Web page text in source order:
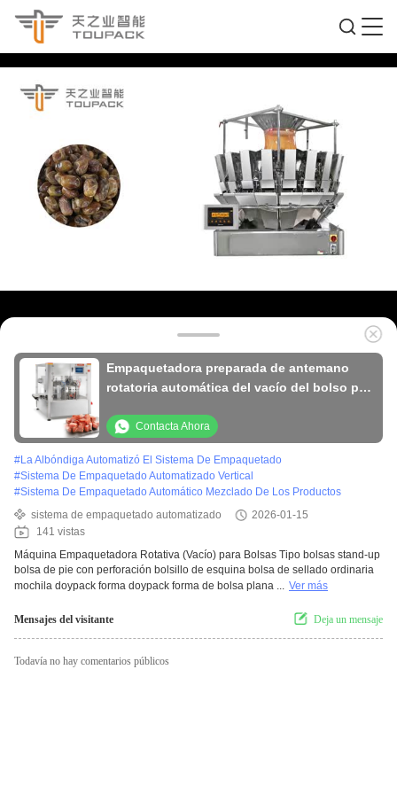
Empaquetadora preparada de antemano
rotatoria automática del vacío del bolso para
de relleno del vacío del bolso de la carne
Contacta Ahora
#La Albóndiga Automatizó El Sistema De Empaquetado
#Sistema De Empaquetado Automatizado Vertical
#Sistema De Empaquetado Automático Mezclado De Los Productos
sistema de empaquetado automatizado
2026-01-15
141 vistas
Máquina Empaquetadora Rotativa (Vacío) para Bolsas Tipo bolsas stand-up
bolsa de pie con perforación bolsillo de esquina bolsa de sellado ordinaria
mochila doypack forma doypack forma de bolsa plana ... Ver más
Mensajes del visitante Deja un mensaje
Todavía no hay comentarios públicos